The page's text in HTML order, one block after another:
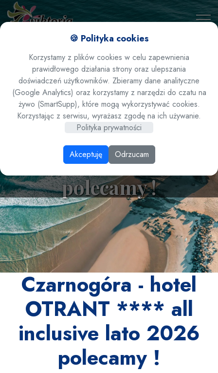
🍪 Polityka cookies
Korzystamy z plików cookies w celu zapewnienia
prawidłowego działania strony oraz ulepszania
doświadczeń użytkowników. Zbieramy dane analityczne
(Google Analytics) oraz korzystamy z narzędzi do czatu na
żywo (SmartSupp), które mogą wykorzystywać cookies.
Korzystając z serwisu, wyrażasz zgodę na ich używanie.
Polityka prywatności
Akceptuję Odrzucam
Czarnogóra - hotel
OTRANT **** all
inclusive lato 2026
polecamy !
Czarnogóra - hotel
OTRANT **** all
inclusive lato 2026
polecamy !